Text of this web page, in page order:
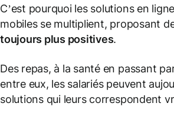
C’est pourquoi les solutions en
mobiles se multiplient, proposant
toujours plus positives.
Des repas, à la santé en passant
entre eux, les salariés peuvent
solutions qui leurs correspondent